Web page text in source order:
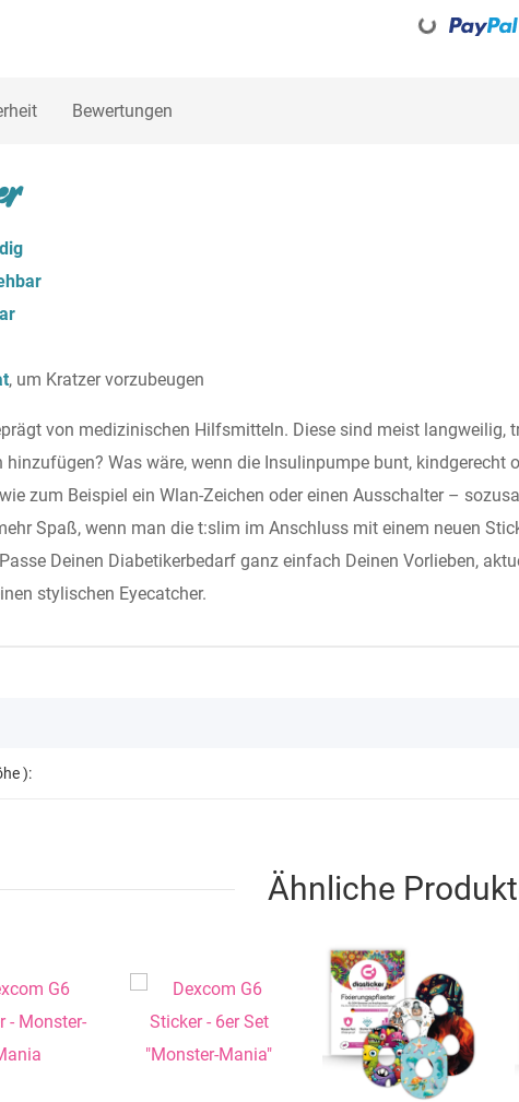
Loading...
Bewertungen
, um Kratzer vorzubeugen
von medizinischen Hilfsmitteln. Diese sind meist
Was wäre, wenn die Insulinpumpe bunt,
zum Beispiel ein Wlan-Zeichen oder einen Ausschalter –
Spaß, wenn man die t:slim im Anschluss mit einem neuen
Deinen Diabetikerbedarf ganz einfach Deinen Vorlieben,
stylischen Eyecatcher.
):
Ähnliche